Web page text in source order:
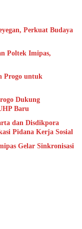
Perkuat Budaya
Poltek Imipas,
Progo untuk
Dukung
Baru
dan Disdikpora
Pidana Kerja Sosial
Gelar Sinkronisasi